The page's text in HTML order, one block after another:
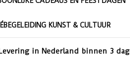
KUNST & CULTUUR
in Nederland binnen 3